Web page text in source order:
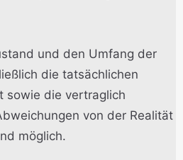
und den Umfang der
die tatsächlichen
sowie die vertraglich
von der Realität
möglich.